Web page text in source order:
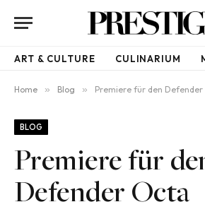
ART & CULTURE CULINARIUM
Home » Blog » Premiere für den Defender
BLOG
Premiere für
Defender Octa